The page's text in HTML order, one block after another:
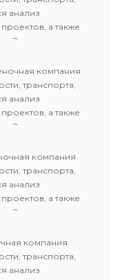
анализ
а также
Эксперты
и
для
компания
транспорта,
анализ
а также
Эксперты
и
для
компания
транспорта,
анализ
а также
Эксперты
и
для
компания
транспорта,
анализ